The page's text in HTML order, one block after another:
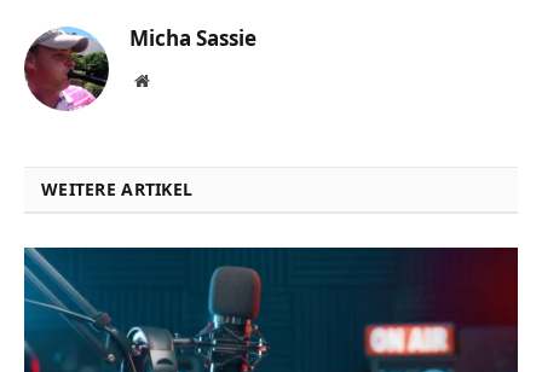
Micha Sassie
Website
WEITERE ARTIKEL